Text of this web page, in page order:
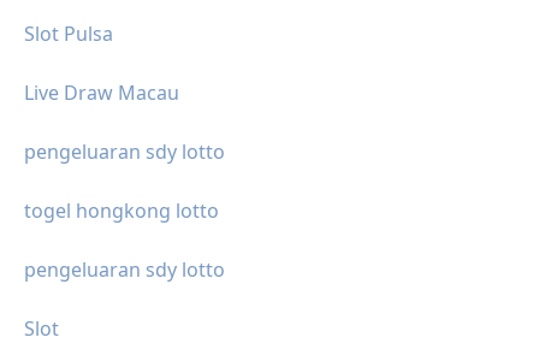
Slot Pulsa
Live Draw Macau
pengeluaran sdy lotto
togel hongkong lotto
pengeluaran sdy lotto
Slot